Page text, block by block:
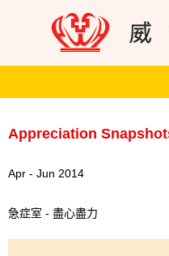
Appreciation
Apr - Jun 2014
急症室 - 盡心盡力